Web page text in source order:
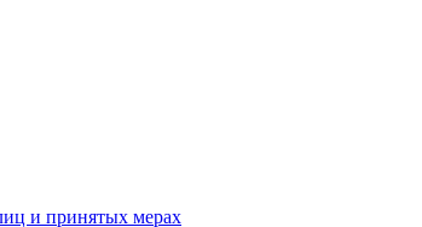
и принятых мерах